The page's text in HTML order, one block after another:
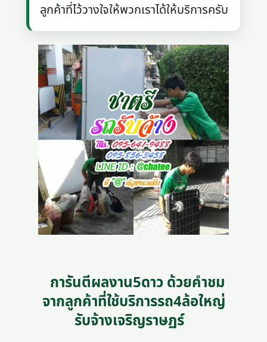
ลูกค้าที่ไว้วางใจให้พวกเราได้ให้บริการครับ
การันตีผลงาน5ดาว ด้วยคำชม
จากลูกค้าที่ใช้บริการรถ4ล้อใหญ่
รับจ้างเจริญราษฏร์